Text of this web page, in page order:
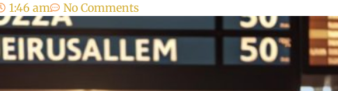
1:46 am No Comments